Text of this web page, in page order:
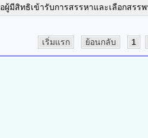
ผู้มีสิทธิเข้ารับการสรรหาและเลือกสรร
เริ่มแรก ย้อนกลับ 1